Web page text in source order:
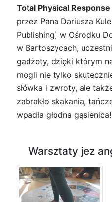
Total Physical Response
przez Pana Dariusza
Publishing) w Ośrodku
w Bartoszycach,
gadżety, dzięki którym
mogli nie tylko
słówka i zwroty, ale
zabrakło skakania,
wpadła głodna gąsienica!
Warsztaty jez